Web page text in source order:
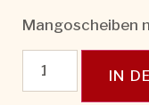
Mangoscheiben
IN